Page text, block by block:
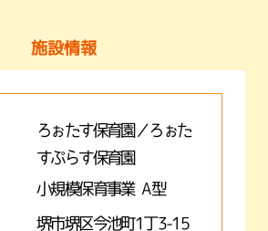
施設情報
ろぉたす保育園／ろぉた
すぷらす保育園
小規模保育事業 A型
堺市堺区今池町1丁3-15